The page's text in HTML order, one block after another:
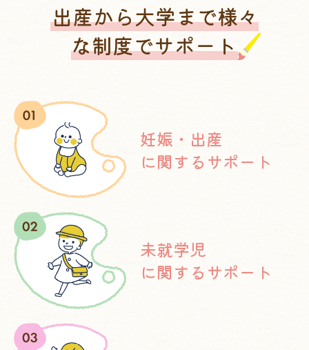
出産から大学まで様々
な制度でサポート
妊娠・出産
に関するサポート
未就学児
に関するサポート